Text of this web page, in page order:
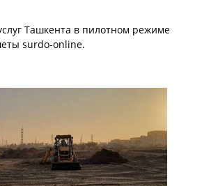
Ташкента в пилотном режиме
surdo-online.